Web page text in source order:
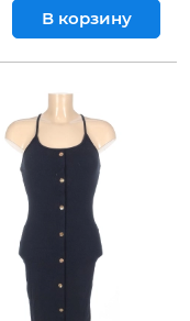
В корзину